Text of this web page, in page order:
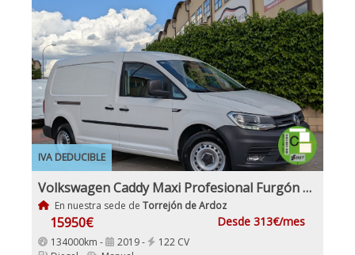
IVA DEDUCIBLE
Volkswagen Caddy Maxi Profesional Furgón 2.0 TDI Etiqueta C IVA y Garantía Incl 4x4Motion
En nuestra sede de Torrejón de Ardoz
15950€ Desde 313€/mes
134000km - 2019 -
122 CV